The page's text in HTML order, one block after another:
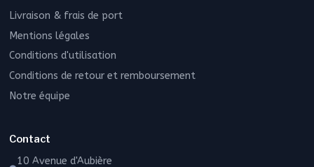
Livraison & frais de port
Mentions légales
Conditions d'utilisation
Conditions de retour et remboursement
Notre équipe
Contact
10 Avenue d'Aubière